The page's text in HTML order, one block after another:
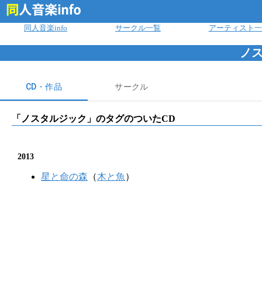
同人音楽info サークル一覧 アーティスト
ノ
CD・作品 サークル
「 ノスタルジック 」のタグのついたCD
2013
星と命の森 （木と魚 ）